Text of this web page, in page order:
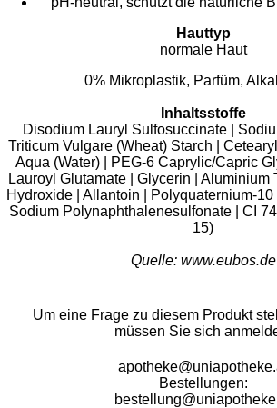
Hauttyp
normale Haut
0% Mikroplastik, Parfüm,
Inhaltsstoffe
Disodium Lauryl Sulfosuccinate |
Triticum Vulgare (Wheat) Starch |
Aqua (Water) | PEG-6 Caprylic/Capric
Lauroyl Glutamate | Glycerin | Aluminium
Hydroxide | Allantoin | Polyquaternium-10
Sodium Polynaphthalenesulfonate | CI
15)
Quelle: www.eubos.de
Um eine Frage zu diesem Produkt
müssen Sie sich
Bestellungen: